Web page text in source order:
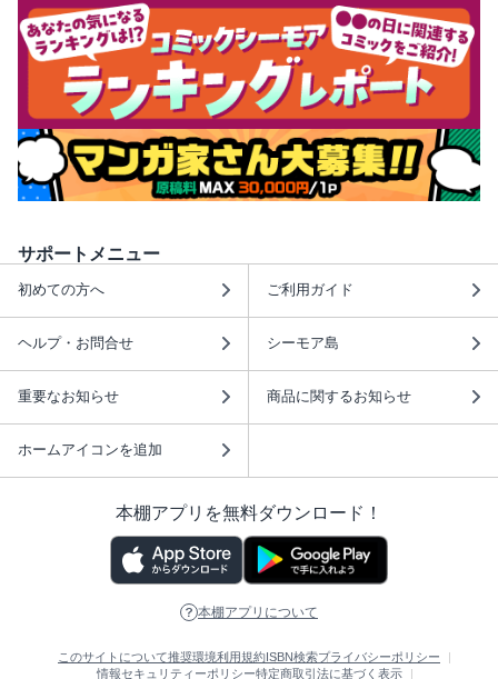
サポートメニュー
初めての方へ ご利用ガイド
ヘルプ・お問合せ シーモア島
重要なお知らせ 商品に関するお知らせ
ホームアイコンを追加
本棚アプリを無料ダウンロード！
本棚アプリについて
このサイトについて推奨環境利用規約ISBN検索プライバシーポリシー
情報セキュリティーポリシー特定商取引法に基づく表示